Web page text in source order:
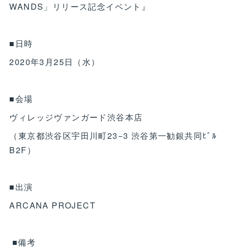
WANDS」リリース記念イベント』
■日時
2020年3月25日（水）
■会場
ヴィレッジヴァンガード渋谷本店
（東京都渋谷区宇田川町23−3 渋谷第一勧銀共同ﾋﾞﾙ
B2F）
■出演
ARCANA PROJECT
■備考